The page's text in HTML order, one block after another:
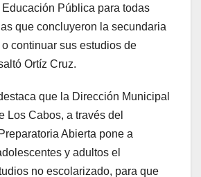
Educación Pública para todas
que concluyeron la secundaria
continuar sus estudios de
Ortíz Cruz.
que la Dirección Municipal
Los Cabos, a través del
Abierta pone a
y adultos el
no escolarizado, para que